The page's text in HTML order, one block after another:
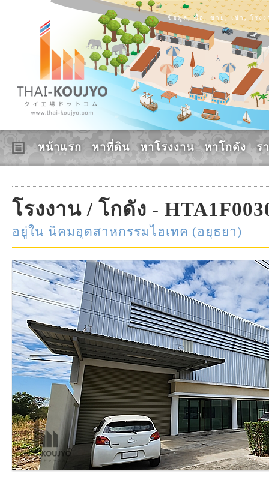
ข้อมูล, ซื้อ, ขาย, เช่า, โรง
หน้าแรก หาที่ดิน หาโรงงาน หาโกดัง ร
โรงงาน / โกดัง -
อยู่ใน นิคมอุตสาหกรรมไฮเทค (อยุธยา)